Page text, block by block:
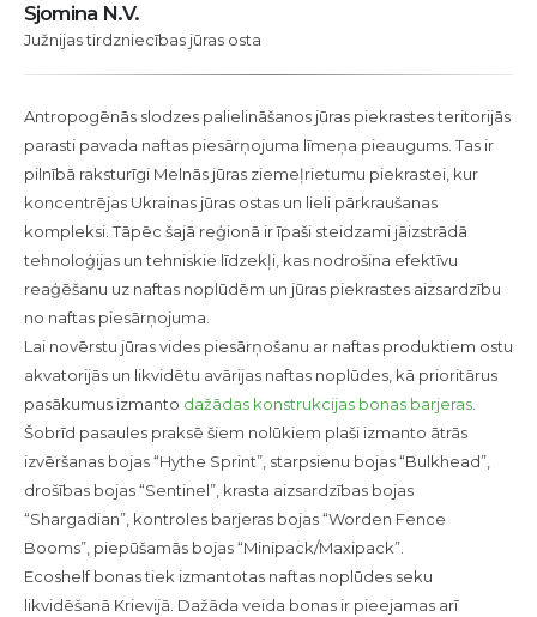
Sjomina N.V.
Južnijas tirdzniecības jūras osta
Antropogēnās slodzes palielināšanos jūras piekrastes teritorijās
parasti pavada naftas piesārņojuma līmeņa pieaugums. Tas ir
pilnībā raksturīgi Melnās jūras ziemeļrietumu piekrastei, kur
koncentrējas Ukrainas jūras ostas un lieli pārkraušanas
kompleksi. Tāpēc šajā reģionā ir īpaši steidzami jāizstrādā
tehnoloģijas un tehniskie līdzekļi, kas nodrošina efektīvu
reaģēšanu uz naftas noplūdēm un jūras piekrastes aizsardzību
no naftas piesārņojuma.
Lai novērstu jūras vides piesārņošanu ar naftas produktiem ostu
akvatorijās un likvidētu avārijas naftas noplūdes, kā prioritārus
pasākumus izmanto dažādas konstrukcijas bonas barjeras
Šobrīd pasaules praksē šiem nolūkiem plaši izmanto ātrās
izvēršanas bojas “Hythe Sprint”, starpsienu bojas “Bulkhead”,
drošības bojas “Sentinel”, krasta aizsardzības bojas
“Shargadian”, kontroles barjeras bojas “Worden Fence
Booms”, piepūšamās bojas “Minipack/Maxipack”.
Ecoshelf bonas tiek izmantotas naftas noplūdes seku
likvidēšanā Krievijā. Dažāda veida bonas ir pieejamas arī